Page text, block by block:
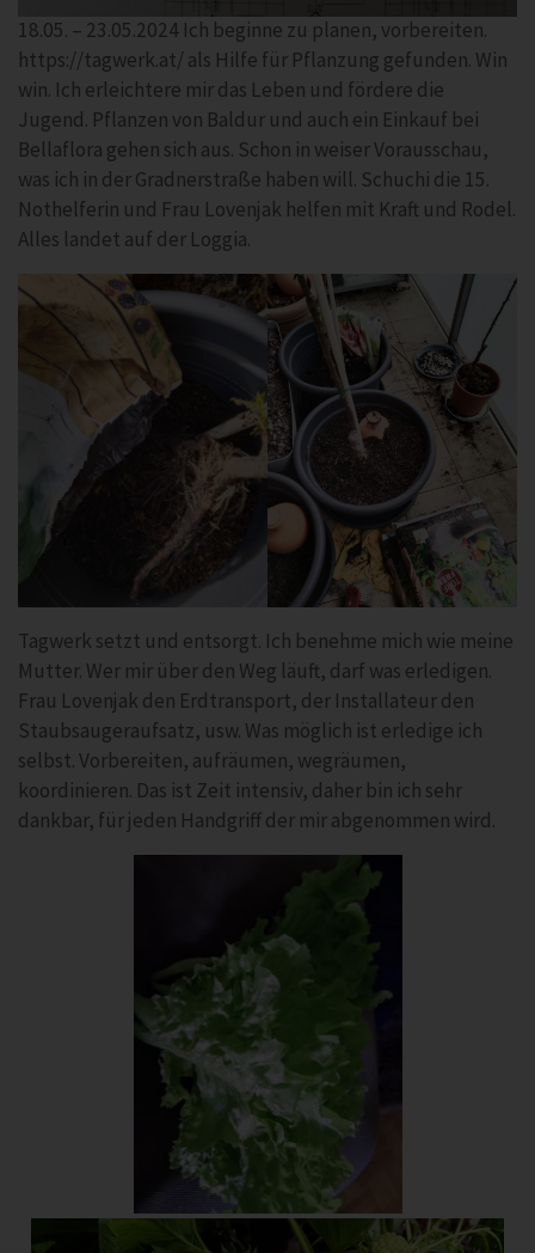
18.05. – 23.05.2024 Ich beginne zu planen, vorbereiten.
https://tagwerk.at/ als Hilfe für Pflanzung gefunden. Win
win. Ich erleichtere mir das Leben und fördere die
Jugend. Pflanzen von Baldur und auch ein Einkauf bei
Bellaflora gehen sich aus. Schon in weiser Vorausschau,
was ich in der Gradnerstraße haben will. Schuchi die 15.
Nothelferin und Frau Lovenjak helfen mit Kraft und Rodel.
Alles landet auf der Loggia.
Tagwerk setzt und entsorgt. Ich benehme mich wie meine
Mutter. Wer mir über den Weg läuft, darf was erledigen.
Frau Lovenjak den Erdtransport, der Installateur den
Staubsaugeraufsatz, usw. Was möglich ist erledige ich
selbst. Vorbereiten, aufräumen, wegräumen,
koordinieren. Das ist Zeit intensiv, daher bin ich sehr
dankbar, für jeden Handgriff der mir abgenommen wird.